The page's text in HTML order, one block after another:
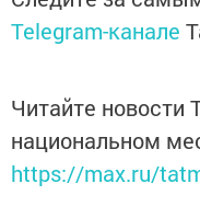
Telegram-канале
Читайте новости
национальном
https://max.ru/